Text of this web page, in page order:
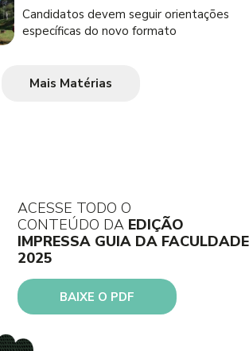
Candidatos devem seguir orientações
específicas do novo formato
Mais Matérias
ACESSE TODO O
CONTEÚDO DA EDIÇÃO
IMPRESSA GUIA DA FACULDADE
2025
BAIXE O PDF